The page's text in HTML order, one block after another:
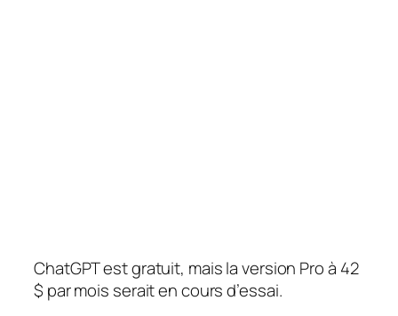
ChatGPT est gratuit, mais la version Pro à 42
$ par mois serait en cours d’essai.